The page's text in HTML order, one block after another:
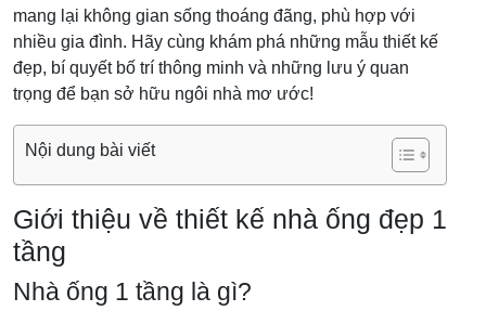
mang lại không gian sống thoáng đãng, phù hợp với
nhiều gia đình. Hãy cùng khám phá những mẫu thiết kế
đẹp, bí quyết bố trí thông minh và những lưu ý quan
trọng để bạn sở hữu ngôi nhà mơ ước!
Nội dung bài viết
Giới thiệu về thiết kế nhà ống đẹp 1
tầng
Nhà ống 1 tầng là gì?